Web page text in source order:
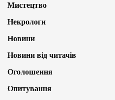
Мистецтво
Некрологи
Новини
Новини від читачів
Оголошення
Опитування